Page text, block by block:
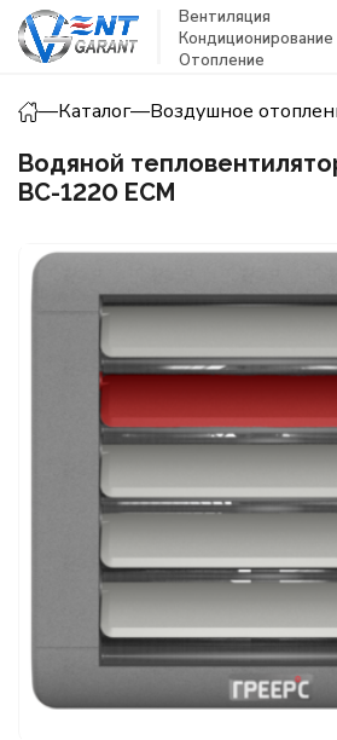
Вентиляция
Кондиционирование
Отопление
—Каталог—Воздушное
Водяной
ВС-1220 ЕСМ